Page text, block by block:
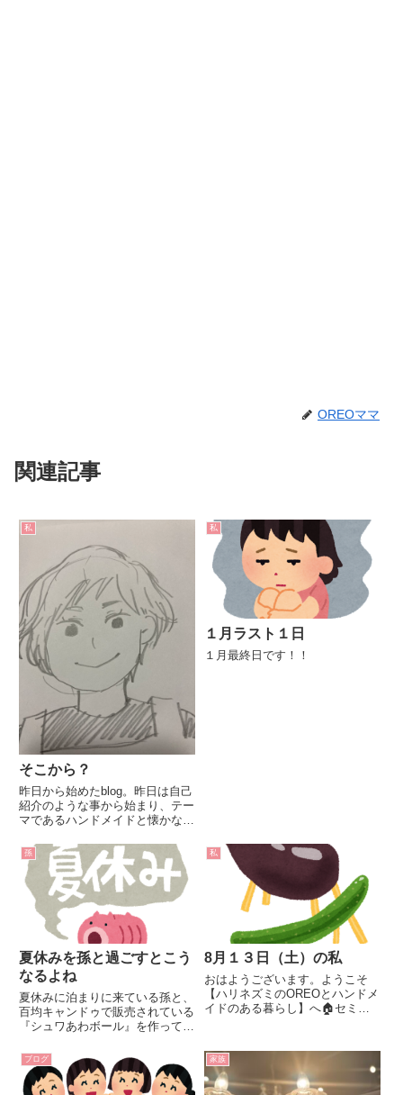
OREOママ
関連記事
私
そこから？
昨日から始めたblog。昨日は自己
紹介のような事から始まり、テー
マであるハンドメイドと懐かない
ました。さて、今日は何を書こう
かと昼から考えていたのですが、
なんと！私はこの自分のblogを開
くことすら出来なかっ...
私
１月ラスト１日
１月最終日です！！
孫
夏休みを孫と過ごすとこう
なるよね
夏休みに泊まりに来ている孫と、
百均キャンドゥで販売されている
『シュワあわボール』を作ってみ
ベンジ！！
私
8月１３日（土）の私
おはようございます。ようこそ
【ハリネズミのOREOとハンドメ
イドのある暮らし】へ🏠セミの
のちょっとした瞬間に「あら？」
という秋を感じるんです。お盆を
迎えると少しは秋らしくなるんで
ブログ 家族